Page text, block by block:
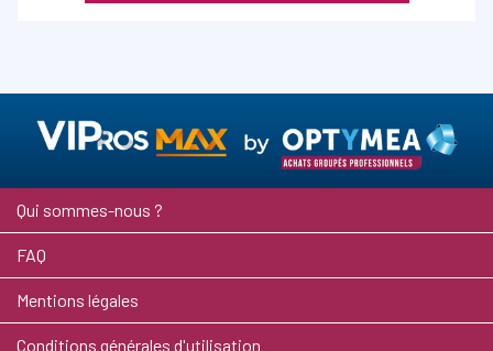
Qui sommes-nous ?
FAQ
Mentions légales
Conditions générales d'utilisation